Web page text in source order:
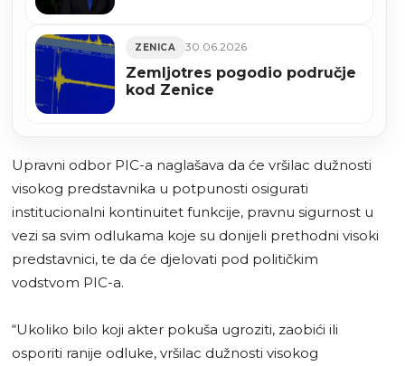
ZENICA 30.06.2026
Zemljotres pogodio područje
kod Zenice
Upravni odbor PIC-a naglašava da će vršilac dužnosti
visokog predstavnika u potpunosti osigurati
institucionalni kontinuitet funkcije, pravnu sigurnost u
vezi sa svim odlukama koje su donijeli prethodni visoki
predstavnici, te da će djelovati pod političkim
vodstvom PIC-a.
“Ukoliko bilo koji akter pokuša ugroziti, zaobići ili
osporiti ranije odluke, vršilac dužnosti visokog